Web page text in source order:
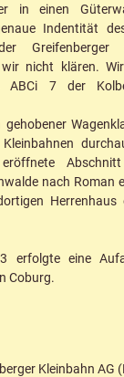
in einen
Indentität
Greifenberger
wir nicht klären.
ABCi 7 der
gehobener
nach Roman
Herrenhaus
erfolgte eine
Coburg.
Kleinbahn AG